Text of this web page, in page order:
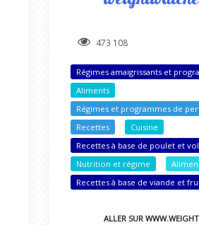
473 108
Régimes amaigrissants et
Aliments
Régimes et programmes de
Recettes
Cuisine
Recettes à base de poulet et
Nutrition et régime
Recettes à base de viande et
ALLER SUR